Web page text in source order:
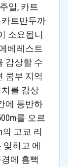
일, 카트
트만두까
소요됩니
베레스트
감상할 수
쿰부 지역
를 감상
에 등반하
를 오르
의 고쿄 리
잊히고 에
에 흠뻑